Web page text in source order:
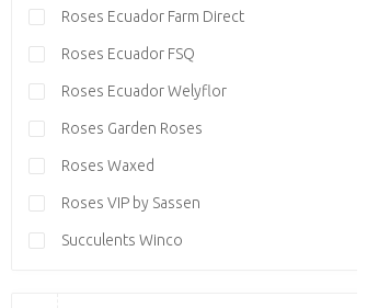
Roses Ecuador Farm Direct
Roses Ecuador FSQ
Roses Ecuador Welyflor
Roses Garden Roses
Roses Waxed
Roses VIP by Sassen
Succulents Winco